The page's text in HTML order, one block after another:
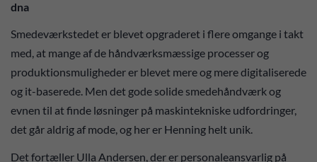
dna
Smedeværkstedet er blevet opgraderet i flere omgange i takt
med, at mange af de håndværksmæssige processer og
produktionsmuligheder er blevet mere og mere digitaliserede
og it-baserede. Men det gode solide smedehåndværk og
evnen til at finde løsninger på maskintekniske udfordringer,
det går aldrig af mode, og her er Henning helt unik.
Det fortæller Ulla Andersen, der er personaleansvarlig på